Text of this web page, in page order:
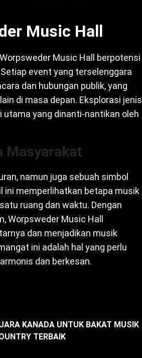
Music Hall
Music Hall berpotensi
event yang terselenggara
dan hubungan publik, yang
di masa depan. Eksplorasi jenis
yang dinanti-nantikan oleh
Masyarakat
namun juga sebuah simbol
ini memperlihatkan betapa musik
ruang dan waktu. Dengan
Worpsweder Music Hall
dan menjadikan musik
ini adalah hal yang perlu
dan berkesan.
KANADA UNTUK BAKAT MUSIK
TERBAIK